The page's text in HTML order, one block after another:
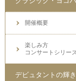
開催概要
楽しみ方
コンサートシリー
デビュタントの輝き